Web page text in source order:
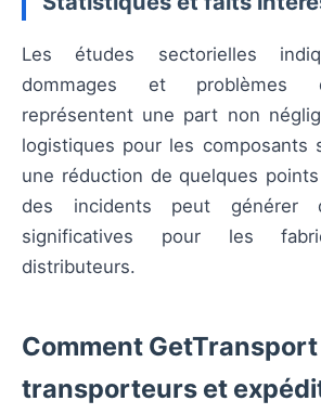
Les études sectorielles
dommages et problèmes
représentent une part non
logistiques pour les composants
une réduction de quelques
des incidents peut générer
significatives pour les
distributeurs.
Comment
transporteurs et